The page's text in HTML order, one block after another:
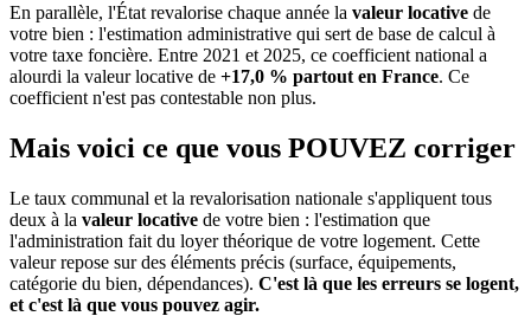
En parallèle, l'État revalorise chaque année la valeur locative de
votre bien : l'estimation administrative qui sert de base de calcul à
votre taxe foncière. Entre 2021 et 2025, ce coefficient national a
alourdi la valeur locative de +17,0 % partout en France. Ce
coefficient n'est pas contestable non plus.
Mais voici ce que vous POUVEZ corriger
Le taux communal et la revalorisation nationale s'appliquent tous
deux à la valeur locative de votre bien : l'estimation que
l'administration fait du loyer théorique de votre logement. Cette
valeur repose sur des éléments précis (surface, équipements,
catégorie du bien, dépendances). C'est là que les erreurs se logent,
et c'est là que vous pouvez agir.